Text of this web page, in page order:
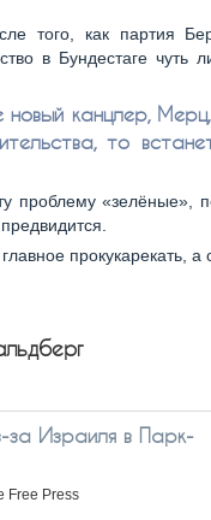
того, как партия
в Бундестаге
новый канцлер,
то
проблему «зелёные»,
прокукарекать,
за Израиля в Парк-
Free Press